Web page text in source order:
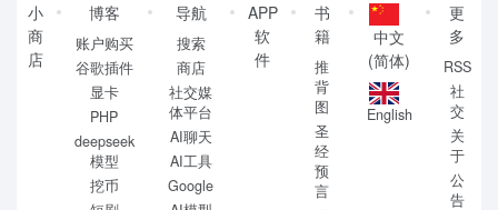
小
商
店
博客
账户购买
谷歌插件
显卡
PHP
deepseek
模型
挖币
导航
搜索
商店
社交媒
体平台
AI聊天
AI工具
Google
APP
软
件
书
籍
推
背
图
圣
经
预
言
中文
(简体)
English
更
多
RSS
社
交
关
于
公
告